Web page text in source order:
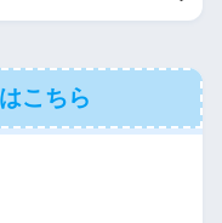
こちら